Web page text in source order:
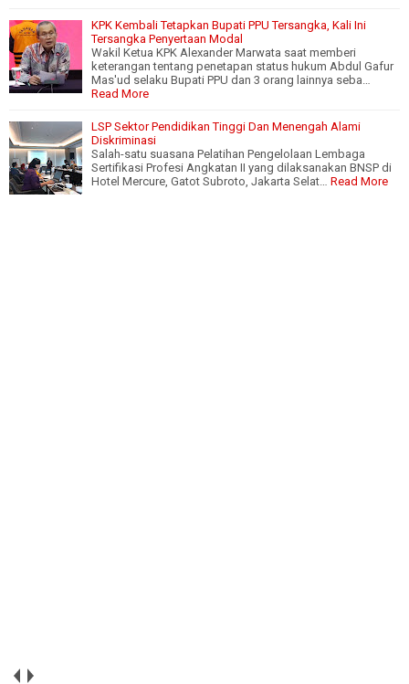
KPK Kembali Tetapkan Bupati PPU Tersangka, Kali Ini
Tersangka Penyertaan Modal
Wakil Ketua KPK Alexander Marwata saat memberi
keterangan tentang penetapan status hukum Abdul Gafur
Mas'ud selaku Bupati PPU dan 3 orang lainnya seba…
Read More
LSP Sektor Pendidikan Tinggi Dan Menengah Alami
Diskriminasi
Salah-satu suasana Pelatihan Pengelolaan Lembaga
Sertifikasi Profesi Angkatan II yang dilaksanakan BNSP di
Hotel Mercure, Gatot Subroto, Jakarta Selat…
Read More